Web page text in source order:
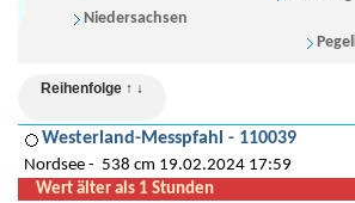
Reihenfolge ↑ ↓
Westerland-Messpfahl - 110039
Nordsee
538 cm 19.02.2024 17:59
Wert älter als 1 Stunden
Niedersachsen